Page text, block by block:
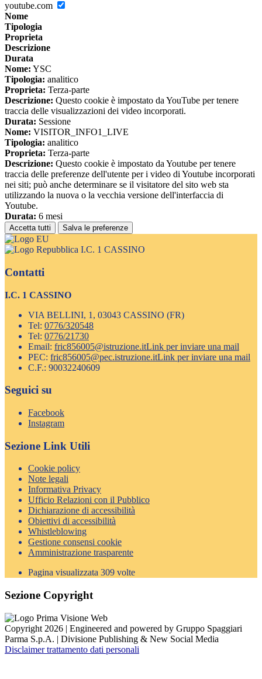
youtube.com
Nome
Tipologia
Proprieta
Descrizione
Durata
Nome: YSC
Tipologia: analitico
Proprieta: Terza-parte
Descrizione: Questo cookie è impostato da YouTube per tenere
traccia delle visualizzazioni dei video incorporati.
Durata: Sessione
Nome: VISITOR_INFO1_LIVE
Tipologia: analitico
Proprieta: Terza-parte
Descrizione: Questo cookie è impostato da Youtube per tenere
traccia delle preferenze dell'utente per i video di Youtube incorporati
nei siti; può anche determinare se il visitatore del sito web sta
utilizzando la nuova o la vecchia versione dell'interfaccia di
Youtube.
Durata: 6 mesi
Accetta tutti Salva le preferenze
I.C. 1 CASSINO
Contatti
I.C. 1 CASSINO
VIA BELLINI, 1, 03043 CASSINO (FR)
Tel: 0776/320548
Tel: 0776/21730
Email: fric856005@istruzione.itLink per inviare una mail
PEC: fric856005@pec.istruzione.itLink per inviare una mail
C.F.: 90032240609
Seguici su
Facebook
Instagram
Sezione Link Utili
Cookie policy
Note legali
Informativa Privacy
Ufficio Relazioni con il Pubblico
Dichiarazione di accessibilità
Obiettivi di accessibilità
Whistleblowing
Gestione consensi cookie
Amministrazione trasparente
Pagina visualizzata 309 volte
Sezione Copyright
Copyright 2026 | Engineered and powered by Gruppo Spaggiari
Parma S.p.A. | Divisione Publishing & New Social Media
Disclaimer trattamento dati personali